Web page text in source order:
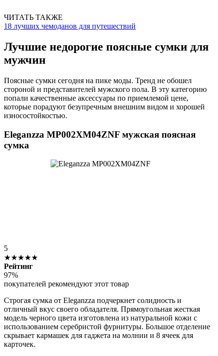
ЧИТАТЬ ТАКЖЕ
18 лучших чемоданов для путешествий
Лучшие недорогие поясные сумки для
мужчин
Поясные сумки сегодня на пике моды. Тренд не обошел
стороной и представителей мужского пола. В эту категорию
попали качественные аксессуары по приемлемой цене,
которые порадуют безупречным внешним видом и хорошей
износостойкостью.
Eleganzza MP002XM04ZNF мужская поясная
сумка
5
★★★★★
Рейтинг
97%
покупателей рекомендуют этот товар
Строгая сумка от Eleganzza подчеркнет солидность и
отличный вкус своего обладателя. Прямоугольная жесткая
модель черного цвета изготовлена из натуральной кожи с
использованием серебристой фурнитуры. Большое отделение
скрывает кармашек для гаджета на молнии и 8 ячеек для
карточек.